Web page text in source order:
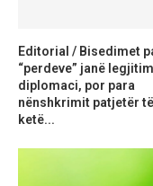
Editorial / Bisedimet
“perdeve” janë
diplomaci, por para
nënshkrimit patjetër të
ketë...